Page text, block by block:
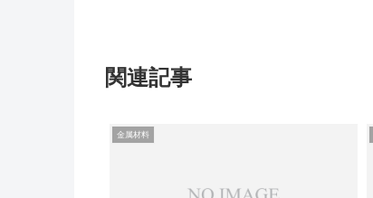
関連記事
金属材料